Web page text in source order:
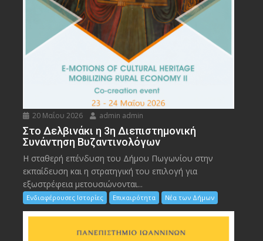
20 Μαΐου 2026 admin admin
Στο Δελβινάκι η 3η Διεπιστημονική
Συνάντηση Βυζαντινολόγων
Η σταθερή επένδυση του Δήμου Πωγωνίου στην
εκπαίδευση και η στρατηγική του επιλογή για
εξωστρέφεια μετουσιώνονται...
Ενδιαφέρουσες Ιστορίες Επικαιρότητα Νέα των Δήμων